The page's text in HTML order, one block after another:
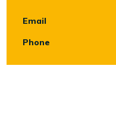
Email
Phone